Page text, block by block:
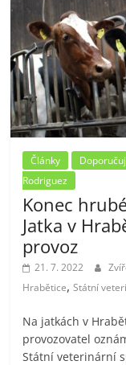
Články
Rodriguez
Konec
Jatka v
provoz
21. 7. 2022
Hrabětice,Státní
Na jatkách v
provozovatel
Státní veterinární